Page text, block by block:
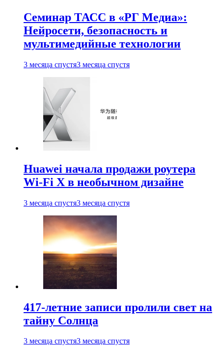
Семинар ТАСС в «РГ Медиа»:
Нейросети, безопасность и
мультимедийные технологии
3 месяца спустя3 месяца спустя
Huawei начала продажи роутера
Wi-Fi X в необычном дизайне
3 месяца спустя3 месяца спустя
417-летние записи пролили свет на
тайну Солнца
3 месяца спустя3 месяца спустя